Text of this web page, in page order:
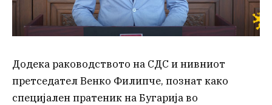
Додека раководството на СДС и нивниот
претседател Венко Филипче, познат како
специјален пратеник на Бугарија во